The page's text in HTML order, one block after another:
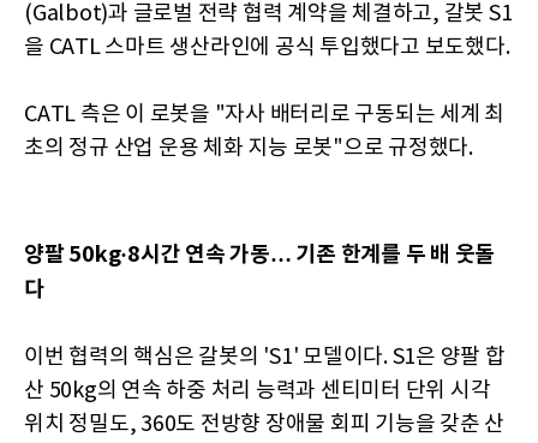
(Galbot)과 글로벌 전략 협력 계약을 체결하고, 갈봇 S1
을 CATL 스마트 생산라인에 공식 투입했다고 보도했다.
CATL 측은 이 로봇을 "자사 배터리로 구동되는 세계 최
초의 정규 산업 운용 체화 지능 로봇"으로 규정했다.
양팔 50kg·8시간 연속 가동… 기존 한계를 두 배 웃돌
다
이번 협력의 핵심은 갈봇의 'S1' 모델이다. S1은 양팔 합
산 50kg의 연속 하중 처리 능력과 센티미터 단위 시각
위치 정밀도, 360도 전방향 장애물 회피 기능을 갖춘 산